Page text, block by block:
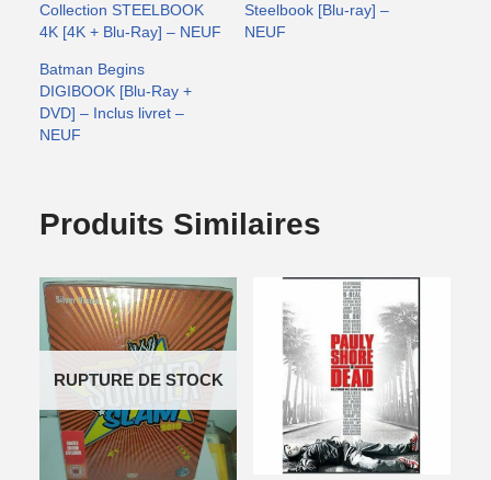
Collection STEELBOOK
4K [4K + Blu-Ray] – NEUF
Steelbook [Blu-ray] –
NEUF
Batman Begins
DIGIBOOK [Blu-Ray +
DVD] – Inclus livret –
NEUF
Produits Similaires
RUPTURE DE STOCK